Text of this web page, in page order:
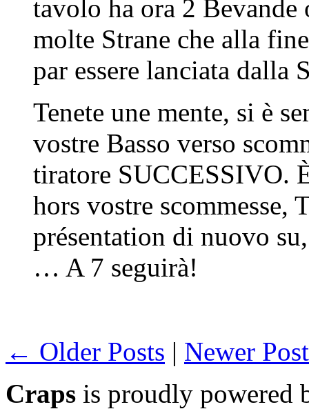
tavolo ha ora 2 Bevande
molte Strane che alla
par essere lanciata dalla
Tenete une mente, si è
vostre Basso verso
tiratore SUCCESSIVO.
hors vostre
présentation di nuovo
… A 7 seguirà!
← Older Posts | Newer
Craps is proudly powered